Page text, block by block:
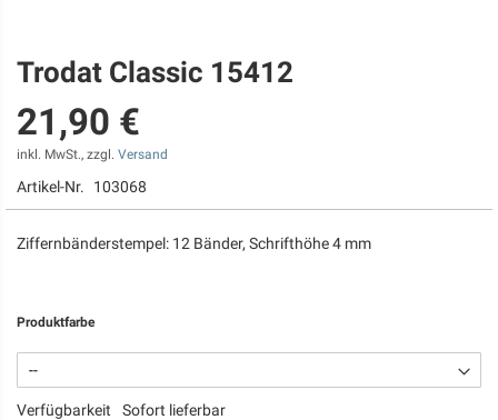
Zum
Anfang
der
Bildgalerie
springen
Trodat Classic 15412
21,90 €
inkl. MwSt., zzgl. Versand
Artikel-Nr. 103068
Ziffernbänderstempel: 12 Bänder, Schrifthöhe 4 mm
Produktfarbe
Verfügbarkeit Sofort lieferbar